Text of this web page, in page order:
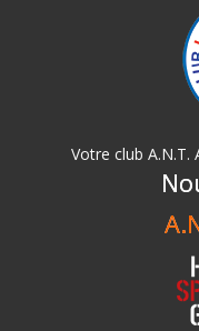
Votre club A.N.T.